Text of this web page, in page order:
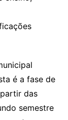
é a fase de
das
semestre